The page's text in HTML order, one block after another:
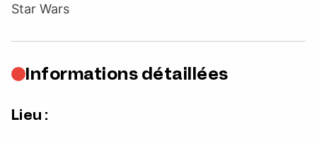
Star Wars
Informations détaillées
Lieu :